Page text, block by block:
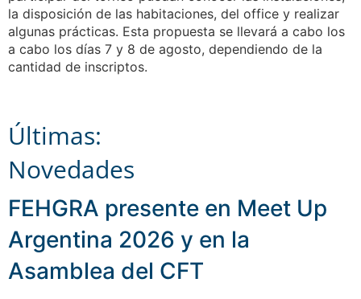
la disposición de las habitaciones, del office y realizar
algunas prácticas. Esta propuesta se llevará a cabo los
a cabo los días 7 y 8 de agosto, dependiendo de la
cantidad de inscriptos.
Últimas:
Novedades
FEHGRA presente en Meet Up
Argentina 2026 y en la
Asamblea del CFT